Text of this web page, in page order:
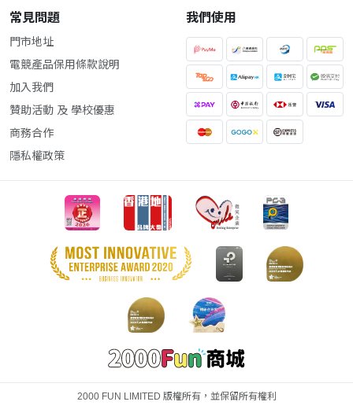
常見問題
門市地址
電競產品保用條款說明
加入我們
贊助活動 及 學校優惠
商務合作
隱私權政策
我們使用
2000 FUN LIMITED 版權所有，並保留所有權利